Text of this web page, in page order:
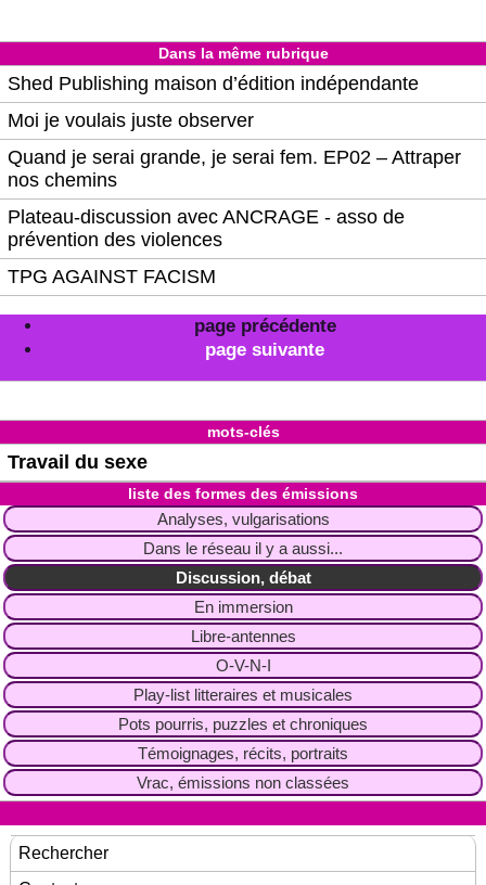
Dans la même rubrique
Shed Publishing maison d’édition indépendante
Moi je voulais juste observer
Quand je serai grande, je serai fem. EP02 – Attraper
nos chemins
Plateau-discussion avec ANCRAGE - asso de
prévention des violences
TPG AGAINST FACISM
page précédente
page suivante
mots-clés
Travail du sexe
liste des formes des émissions
Analyses, vulgarisations
Dans le réseau il y a aussi...
Discussion, débat
En immersion
Libre-antennes
O-V-N-I
Play-list litteraires et musicales
Pots pourris, puzzles et chroniques
Témoignages, récits, portraits
Vrac, émissions non classées
Rechercher